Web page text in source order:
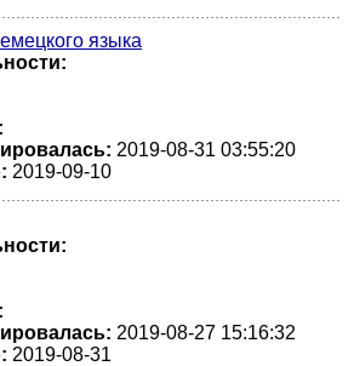
языка
2019-08-31 03:55:20
2019-09-10
2019-08-27 15:16:32
2019-08-31